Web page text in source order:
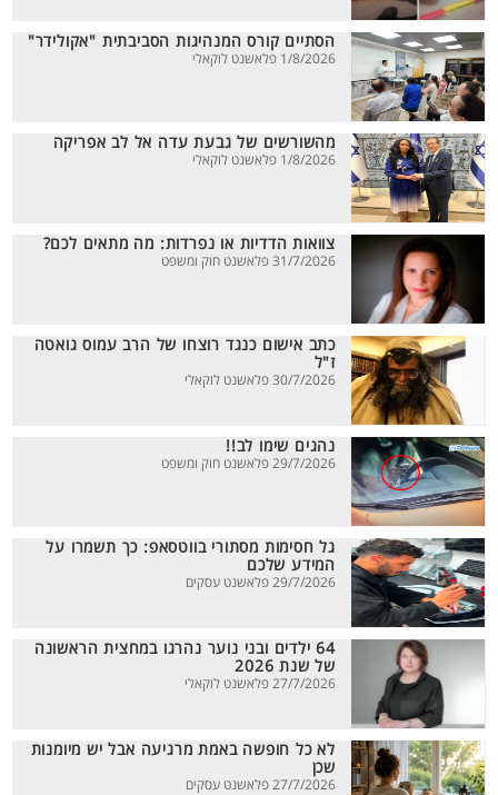
הסתיים קורס המנהיגות הסביבתית "אקולידר"
1/8/2026 פלאשנט לוקאלי
מהשורשים של גבעת עדה אל לב אפריקה
1/8/2026 פלאשנט לוקאלי
צוואות הדדיות או נפרדות: מה מתאים לכם?
31/7/2026 פלאשנט חוק ומשפט
כתב אישום כנגד רוצחו של הרב עמוס גואטה
ז"ל
30/7/2026 פלאשנט לוקאלי
נהגים שימו לב!!
29/7/2026 פלאשנט חוק ומשפט
גל חסימות מסתורי בווטסאפ: כך תשמרו על
המידע שלכם
29/7/2026 פלאשנט עסקים
64 ילדים ובני נוער נהרגו במחצית הראשונה
של שנת 2026
27/7/2026 פלאשנט לוקאלי
לא כל חופשה באמת מרגיעה אבל יש מיומנות
שכן
27/7/2026 פלאשנט עסקים